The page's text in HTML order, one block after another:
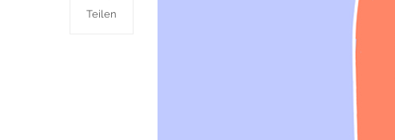
Teilen